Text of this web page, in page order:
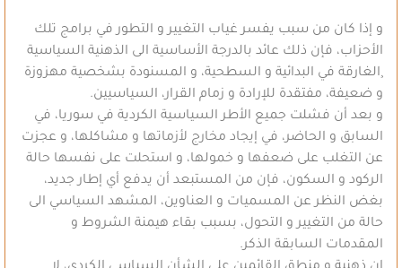
و إذا كان من سبب يفسر غياب التغيير و التطور في برامج تلك
الأحزاب، فإن ذلك عائد بالدرجة الأساسية الى الذهنية السياسية
¸الغارقة في البدائية و السطحية، و المسنودة بشخصية مهزوزة
و ضعيفة، مفتقدة للإرادة و زمام القرار، السياسيين.
و بعد أن فشلت جميع الأطر السياسية الكردية في سوريا، في
السابق و الحاضر، في إيجاد مخارج لأزماتها و مشاكلها، و عجزت
عن التغلب على ضعفها و خمولها، و استحلت على نفسها حالة
الركود و السكون، فإن من المستبعد أن يدفع أي إطار جديد،
بغض النظر عن المسميات و العناوين، المشهد السياسي الى
حالة من التغيير و التحول، بسبب بقاء هيمنة الشروط و
المقدمات السابقة الذكر.